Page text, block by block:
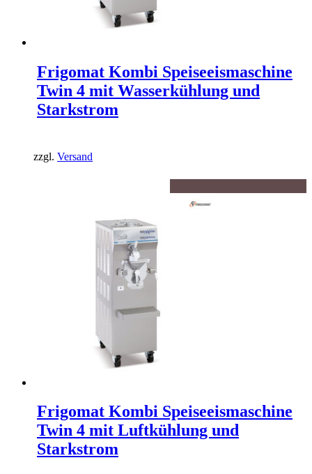
Frigomat Kombi Speiseeismaschine
Twin 4 mit Wasserkühlung und
Starkstrom
zzgl. Versand
Frigomat Kombi Speiseeismaschine
Twin 4 mit Luftkühlung und
Starkstrom